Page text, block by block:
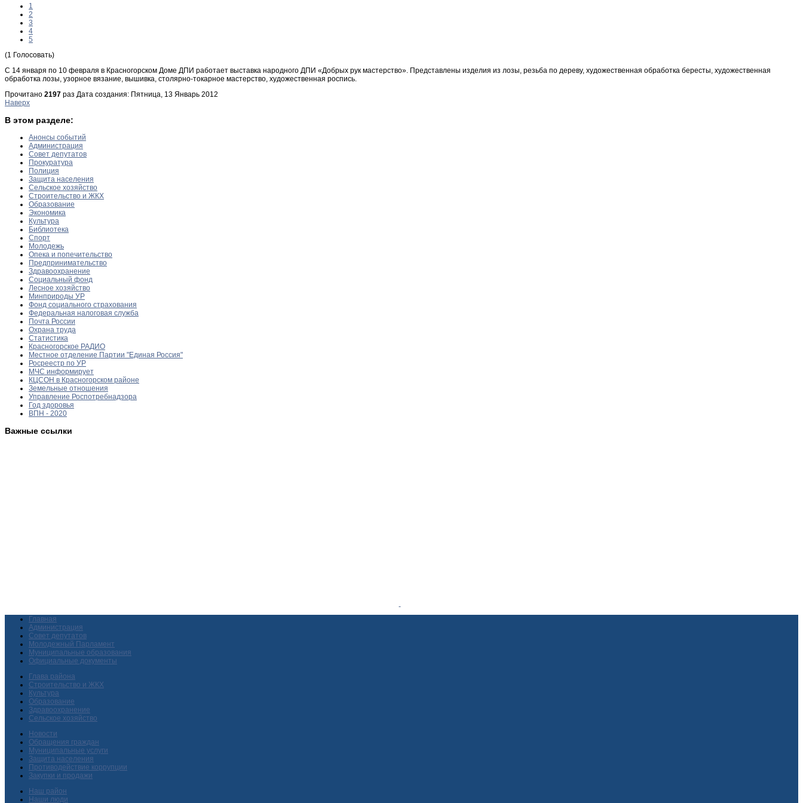
1
2
3
4
5
(1 Голосовать)
С 14 января по 10 февраля в Красногорском Доме ДПИ работает выставка народного ДПИ «Добрых рук мастерство». Представлены изделия из лозы, резьба по дереву, художественная обработка бересты, художественная
обработка лозы, узорное вязание, вышивка, столярно-токарное мастерство, художественная роспись.
Прочитано 2197 раз Дата создания: Пятница, 13 Январь 2012
Наверх
В этом разделе:
Анонсы событий
Администрация
Совет депутатов
Прокуратура
Полиция
Защита населения
Сельское хозяйство
Строительство и ЖКХ
Образование
Экономика
Культура
Библиотека
Спорт
Молодежь
Опека и попечительство
Предпринимательство
Здравоохранение
Социальный фонд
Лесное хозяйство
Минприроды УР
Фонд социального страхования
Федеральная налоговая служба
Почта России
Охрана труда
Статистика
Красногорское РАДИО
Местное отделение Партии "Единая Россия"
Росреестр по УР
МЧС информирует
КЦСОН в Красногорском районе
Земельные отношения
Управление Роспотребнадзора
Год здоровья
ВПН - 2020
Важные ссылки
Главная
Администрация
Совет депутатов
Молодежный Парламент
Муниципальные образования
Официальные документы
Глава района
Строительство и ЖКХ
Культура
Образование
Здравоохранение
Сельское хозяйство
Новости
Обращения граждан
Муниципальные услуги
Защита населения
Противодействие коррупции
Закупки и продажи
Наш район
Наши люди